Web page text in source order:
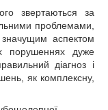
звертаються за
проблемами,
аспектом
порушеннях дуже
діагноз і
як комплексну,